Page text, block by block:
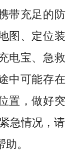
带充足的防
图、定位装
电宝、急救
中可能存在
置，做好突
急情况，请
。